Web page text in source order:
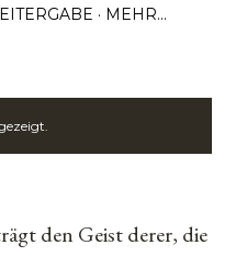
MEHR…
den Geist derer, die